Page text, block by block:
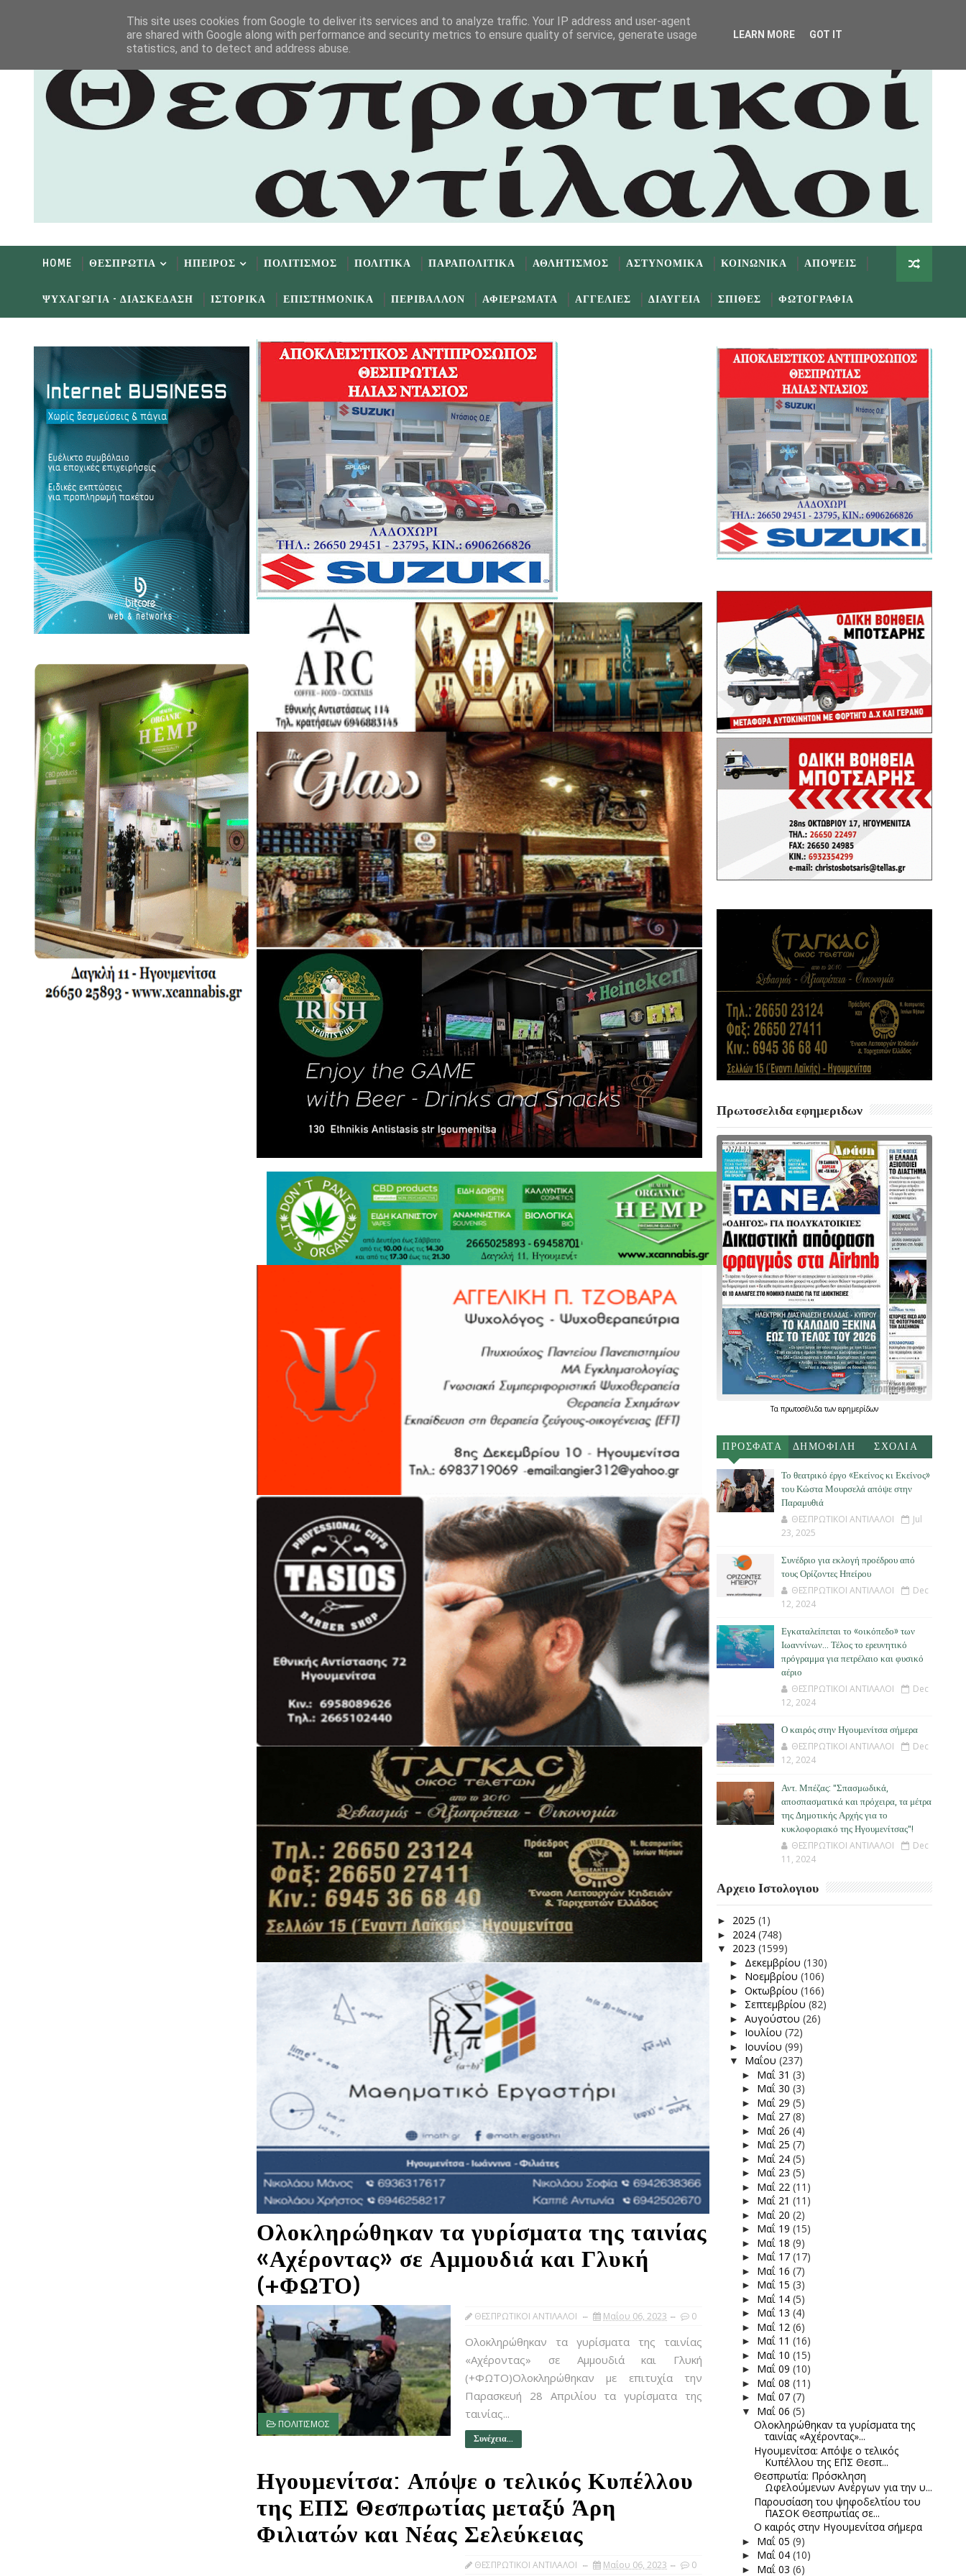
HOME ΘΕΣΠΡΩΤΙΑ ΗΠΕΙΡΟΣ ΠΟΛΙΤΙΣΜΟΣ ΠΟΛΙΤΙΚΑ ΠΑΡΑΠΟΛΙΤΙΚΑ ΑΘΛΗΤΙΣΜΟΣ ΑΣΤΥΝΟΜΙΚΑ ΚΟΙΝΩΝΙΚΑ ΑΠΟΨΕΙΣ
ΨΥΧΑΓΩΓΙΑ - ΔΙΑΣΚΕΔΑΣΗ ΙΣΤΟΡΙΚΑ ΕΠΙΣΤΗΜΟΝΙΚΑ ΠΕΡΙΒΑΛΛΟΝ ΑΦΙΕΡΩΜΑΤΑ ΑΓΓΕΛΙΕΣ ΔΙΑΥΓΕΙΑ ΣΠΙΘΕΣ ΦΩΤΟΓΡΑΦΙΑ
Ολοκληρώθηκαν τα γυρίσματα της ταινίας
«Αχέροντας» σε Αμμουδιά και Γλυκή
(+ΦΩΤΟ)
ΠΟΛΙΤΙΣΜΟΣ
ΘΕΣΠΡΩΤΙΚΟΙ ΑΝΤΙΛΑΛΟΙ Μαΐου 06, 2023 0
Ολοκληρώθηκαν τα γυρίσματα της ταινίας
«Αχέροντας» σε Αμμουδιά και Γλυκή
(+ΦΩΤΟ)Ολοκληρώθηκαν με επιτυχία την
Παρασκευή 28 Απριλίου τα γυρίσματα της
ταινίας...
Συνέχεια...
Ηγουμενίτσα: Απόψε ο τελικός Κυπέλλου
της ΕΠΣ Θεσπρωτίας μεταξύ Άρη
Φιλιατών και Νέας Σελεύκειας
ΘΕΣΠΡΩΤΙΚΟΙ ΑΝΤΙΛΑΛΟΙ Μαΐου 06, 2023 0
Πρωτοσελιδα εφημεριδων
Τα πρωτοσέλιδατων εφημερίδων
ΠΡΟΣΦΑΤΑ ΔΗΜΟΦΙΛΗ ΣΧΟΛΙΑ
Το θεατρικό έργο «Εκείνος κι Εκείνος»
του Κώστα Μουρσελά απόψε στην
Παραμυθιά
ΘΕΣΠΡΩΤΙΚΟΙ ΑΝΤΙΛΑΛΟΙ
Jul
23, 2025
Συνέδριο για εκλογή προέδρου από
τους Ορίζοντες Ηπείρου
ΘΕΣΠΡΩΤΙΚΟΙ ΑΝΤΙΛΑΛΟΙ
Dec
12, 2024
Εγκαταλείπεται το «οικόπεδο» των
Ιωαννίνων… Τέλος το ερευνητικό
πρόγραμμα για πετρέλαιο και φυσικό
αέριο
ΘΕΣΠΡΩΤΙΚΟΙ ΑΝΤΙΛΑΛΟΙ
Dec
12, 2024
Ο καιρός στην Ηγουμενίτσα σήμερα
ΘΕΣΠΡΩΤΙΚΟΙ ΑΝΤΙΛΑΛΟΙ
Dec
12, 2024
Αντ. Μπέζας: "Σπασμωδικά,
αποσπασματικά και πρόχειρα, τα μέτρα
της Δημοτικής Αρχής για το
κυκλοφοριακό της Ηγουμενίτσας"!
ΘΕΣΠΡΩΤΙΚΟΙ ΑΝΤΙΛΑΛΟΙ
Dec
11, 2024
Αρχειο Ιστολογιου
► 2025 (1)
► 2024 (748)
▼ 2023 (1599)
► Δεκεμβρίου (130)
► Νοεμβρίου (106)
► Οκτωβρίου (166)
► Σεπτεμβρίου (82)
► Αυγούστου (26)
► Ιουλίου (72)
► Ιουνίου (99)
▼ Μαΐου (237)
► Μαΐ 31 (3)
► Μαΐ 30 (3)
► Μαΐ 29 (5)
► Μαΐ 27 (8)
► Μαΐ 26 (4)
► Μαΐ 25 (7)
► Μαΐ 24 (5)
► Μαΐ 23 (5)
► Μαΐ 22 (11)
► Μαΐ 21 (11)
► Μαΐ 20 (2)
► Μαΐ 19 (15)
► Μαΐ 18 (9)
► Μαΐ 17 (17)
► Μαΐ 16 (7)
► Μαΐ 15 (3)
► Μαΐ 14 (5)
► Μαΐ 13 (4)
► Μαΐ 12 (6)
► Μαΐ 11 (16)
► Μαΐ 10 (15)
► Μαΐ 09 (10)
► Μαΐ 08 (11)
► Μαΐ 07 (7)
▼ Μαΐ 06 (5)
Ολοκληρώθηκαν τα γυρίσματα της
ταινίας «Αχέροντας»...
Ηγουμενίτσα: Απόψε ο τελικός
Κυπέλλου της ΕΠΣ Θεσπ...
Θεσπρωτία: Πρόσκληση
Ωφελούμενων Ανέργων για την υ...
Παρουσίαση του ψηφοδελτίου του
ΠΑΣΟΚ Θεσπρωτίας σε...
Ο καιρός στην Ηγουμενίτσα σήμερα
► Μαΐ 05 (9)
► Μαΐ 04 (10)
► Μαΐ 03 (6)
This site uses cookies from Google to deliver its services and to analyze traffic. Your IP address and user-agent
are shared with Google along with performance and security metrics to ensure quality of service, generate usage
statistics, and to detect and address abuse.
LEARN MORE GOT IT